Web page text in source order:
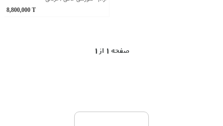
8,800,000
1 صفحه 1 از